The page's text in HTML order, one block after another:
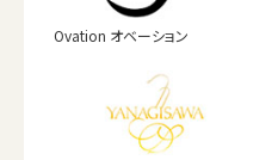
Ovation オベーション